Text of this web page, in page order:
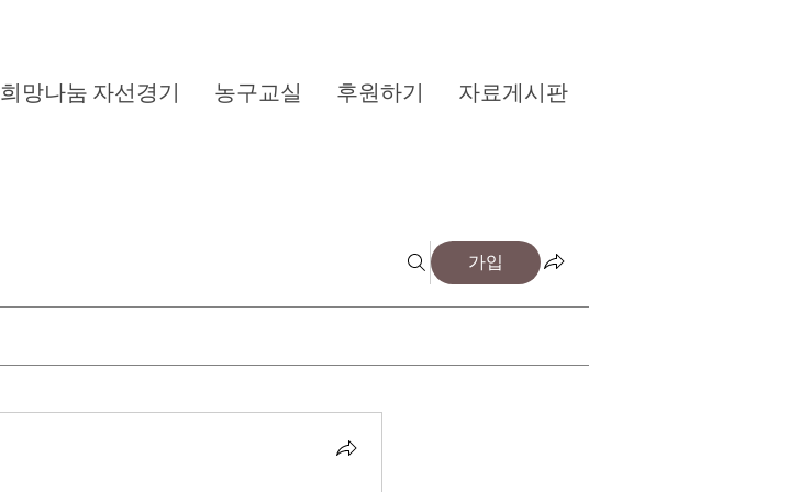
희망나눔 자선경기 농구교실 후원하기 자료게시판
가입